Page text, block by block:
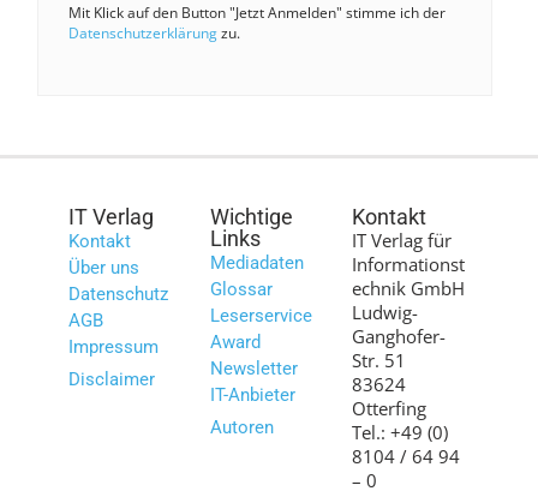
Mit Klick auf den Button "Jetzt Anmelden" stimme ich der
Datenschutzerklärungzu.
IT Verlag
Kontakt
Über uns
Datenschutz
AGB
Impressum
Disclaimer
Wichtige
Links
Mediadaten
Glossar
Leserservice
Award
Newsletter
IT-Anbieter
Autoren
Kontakt
IT Verlag für
Informationst
echnik GmbH
Ludwig-
Ganghofer-
Str. 51
83624
Otterfing
Tel.: +49 (0)
8104 / 64 94
– 0